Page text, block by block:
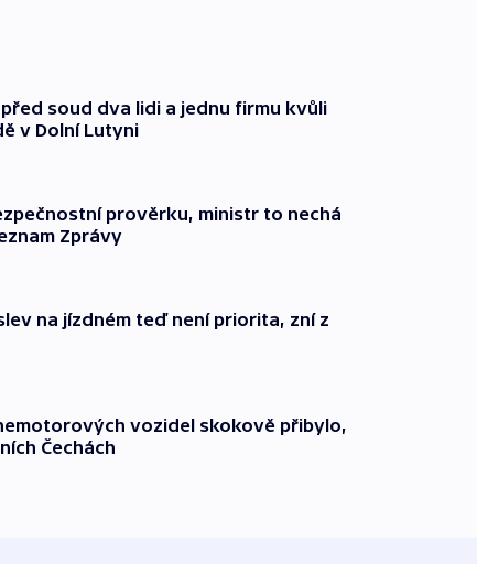
soud dva lidi a jednu firmu kvůli
v Dolní Lutyni
prověrku, ministr to nechá
Zprávy
na jízdném teď není priorita, zní z
vozidel skokově přibylo,
Čechách